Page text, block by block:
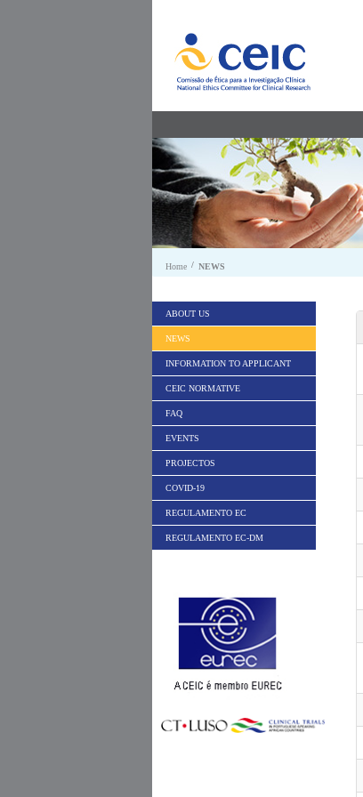
Home / NEWS
ABOUT US
NEWS
INFORMATION TO APPLICANT
CEIC NORMATIVE
FAQ
EVENTS
PROJECTOS
COVID-19
REGULAMENTO EC
REGULAMENTO EC-DM